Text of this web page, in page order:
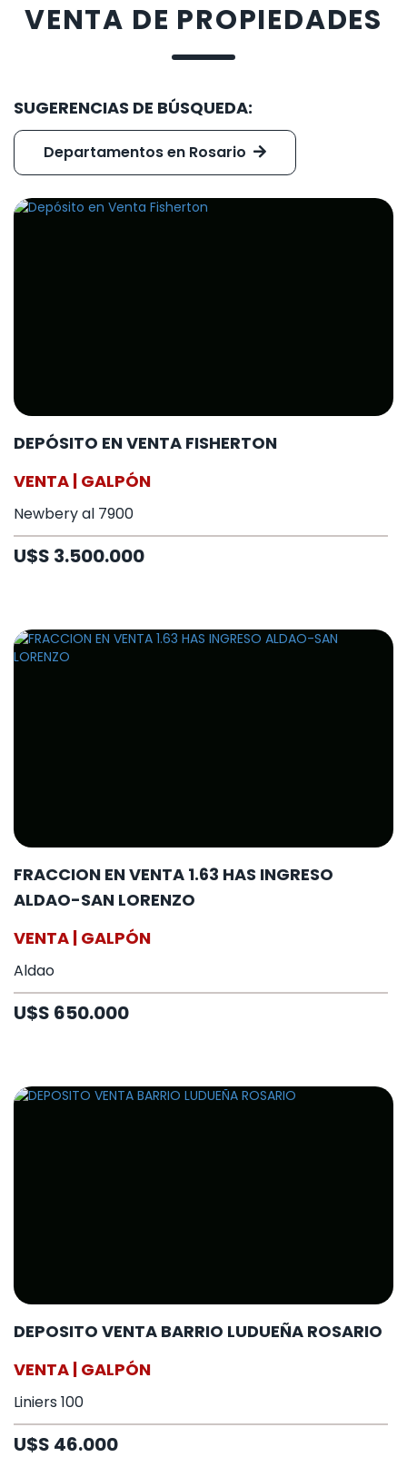
VENTA DE PROPIEDADES
SUGERENCIAS DE BÚSQUEDA:
Departamentos en Rosario
DEPÓSITO EN VENTA FISHERTON
VENTA | GALPÓN
Newbery al 7900
U$S 3.500.000
FRACCION EN VENTA 1.63 HAS INGRESO
ALDAO-SAN LORENZO
VENTA | GALPÓN
Aldao
U$S 650.000
DEPOSITO VENTA BARRIO LUDUEÑA ROSARIO
VENTA | GALPÓN
Liniers 100
U$S 46.000